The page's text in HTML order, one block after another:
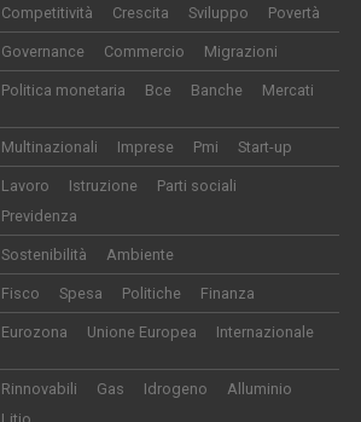
Competitività Crescita Sviluppo Povertà
Governance Commercio Migrazioni
Politica monetaria Bce Banche Mercati
Multinazionali Imprese Pmi Start-up
Lavoro Istruzione
Parti sociali
Previdenza
Sostenibilità Ambiente
Fisco Spesa Politiche Finanza
Eurozona Unione Europea Internazionale
Rinnovabili Gas Idrogeno
Alluminio